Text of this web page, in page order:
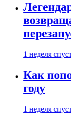
1 неделя
Как
году
1 неделя